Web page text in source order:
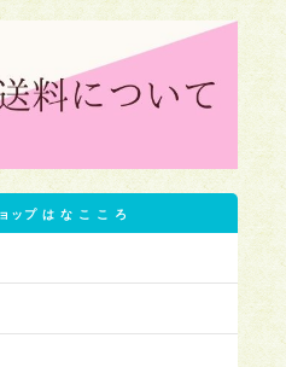
ップ は な こ こ ろ